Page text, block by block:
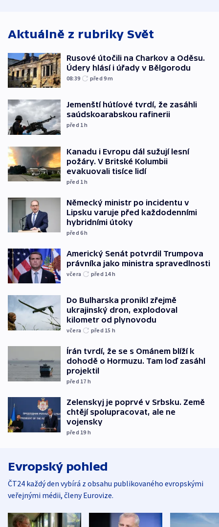
Aktuálně z rubriky Svět
Rusové útočili na Charkov a Oděsu.
Údery hlásí i úřady v Bělgorodu
08:39 před 9m
Jemenští hútíové tvrdí, že zasáhli
saúdskoarabskou rafinerii
před 1h
Kanadu i Evropu dál sužují lesní
požáry. V Britské Kolumbii
evakuovali tisíce lidí
před 1h
Německý ministr po incidentu v
Lipsku varuje před každodenními
hybridními útoky
před 6h
Americký Senát potvrdil Trumpova
právníka jako ministra spravedlnosti
včera před 14h
Do Bulharska pronikl zřejmě
ukrajinský dron, explodoval
kilometr od plynovodu
včera před 15 h
Írán tvrdí, že se s Ománem blíží k
dohodě o Hormuzu. Tam loď zasáhl
projektil
před 17 h
Zelenskyj je poprvé v Srbsku. Země
chtějí spolupracovat, ale ne
vojensky
před 19 h
Evropský pohled
ČT24 každý den vybírá z obsahu publikovaného evropskými
veřejnými médii, členy Eurovize.